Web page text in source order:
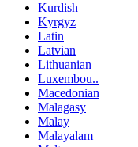
Kurdish
Kyrgyz
Latin
Latvian
Lithuanian
Luxembou..
Macedonian
Malagasy
Malay
Malayalam